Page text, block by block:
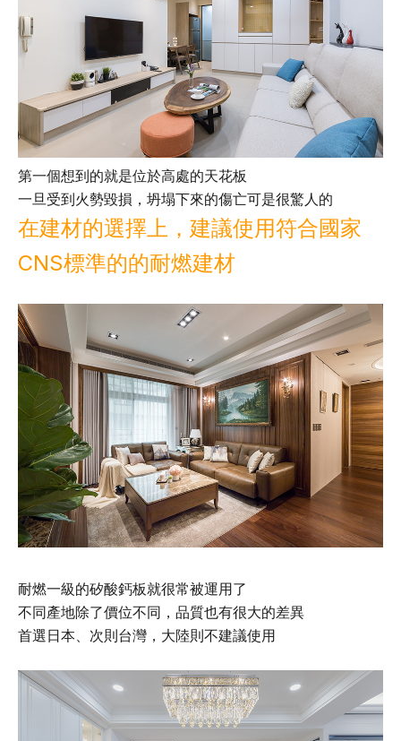
第一個想到的就是位於高處的天花板
一旦受到火勢毀損，坍塌下來的傷亡可是很驚人的
在建材的選擇上，建議使用符合國家
CNS標準的的耐燃建材
耐燃一級的矽酸鈣板就很常被運用了
不同產地除了價位不同，品質也有很大的差異
首選日本、次則台灣，大陸則不建議使用